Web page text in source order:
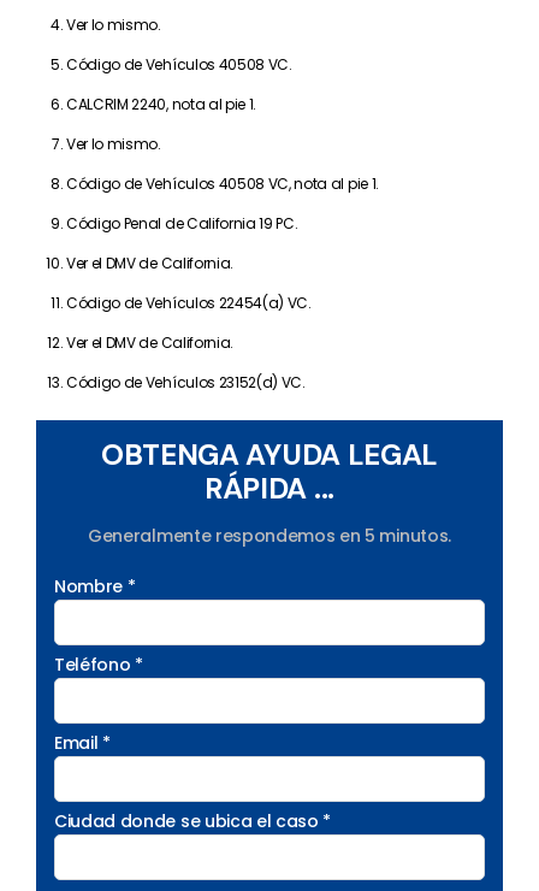
Ver lo mismo.
Código de Vehículos 40508 VC.
CALCRIM 2240, nota al pie 1.
Ver lo mismo.
Código de Vehículos 40508 VC, nota al pie 1.
Código Penal de California 19 PC.
Ver el DMV de California.
Código de Vehículos 22454(a) VC.
Ver el DMV de California.
Código de Vehículos 23152(d) VC.
OBTENGA AYUDA LEGAL
RÁPIDA ...
Generalmente respondemos en 5 minutos.
Nombre *
Teléfono *
Email *
Ciudad donde se ubica el caso *